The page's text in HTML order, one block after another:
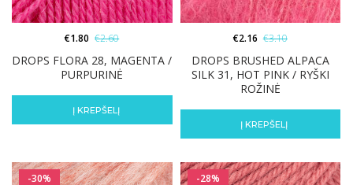
DROPS FLORA 28, MAGENTA /
PURPURINĖ
€1.80 €2.60
Į KREPŠELĮ
DROPS BRUSHED ALPACA
SILK 31, HOT PINK / RYŠKI
ROŽINĖ
€2.16 €3.10
Į KREPŠELĮ
-30% -28%